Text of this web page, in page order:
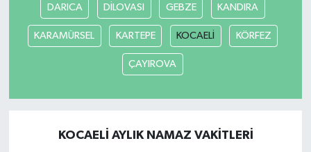
DARICA DİLOVASI GEBZE KANDIRA
KARAMÜRSEL KARTEPE KOCAELİ KÖRFEZ
ÇAYIROVA
KOCAELİ AYLIK NAMAZ VAKITLERI